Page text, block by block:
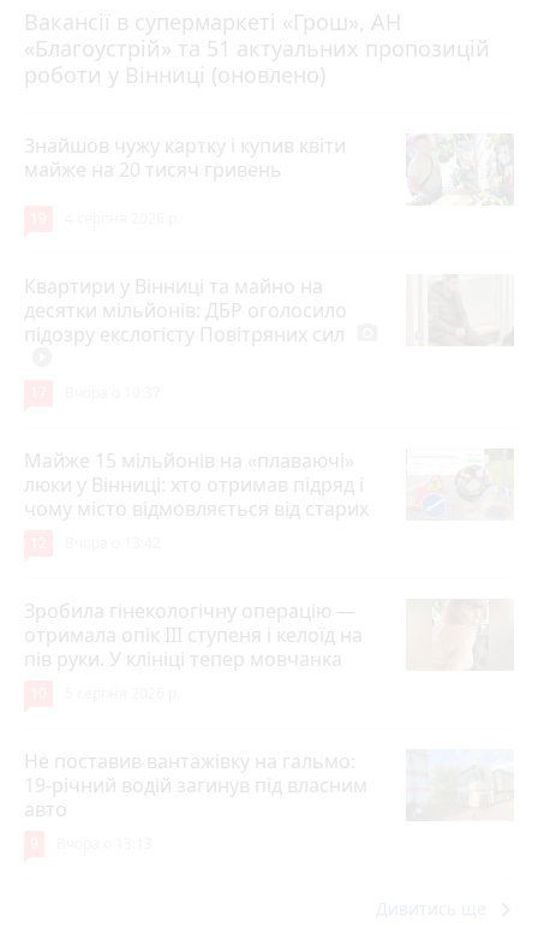
Вакансії в супермаркеті «Грош», АН
«Благоустрій» та 51 актуальних пропозицій
роботи у Вінниці (оновлено)
4 серпня 2026 р.
Знайшов чужу картку і купив квіти
майже на 20 тисяч гривень
Квартири у Вінниці та майно на
десятки мільйонів: ДБР оголосило
підозру екслогісту Повітряних сил
Майже 15 мільйонів на «плаваючі»
люки у Вінниці: хто отримав підряд і
чому місто відмовляється від старих
Зробила гінекологічну операцію —
отримала опік ІІІ ступеня і келоїд на
пів руки. У клініці тепер мовчанка
Не поставив вантажівку на гальмо:
19-річний водій загинув під власним
авто